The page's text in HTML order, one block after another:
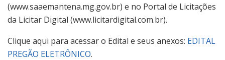
(www.saaemantena.mg.gov.br) e no Portal de Licitações
da Licitar Digital (www.licitardigital.com.br).
Clique aqui para acessar o Edital e seus anexos: EDITAL
PREGÃO ELETRÔNICO.